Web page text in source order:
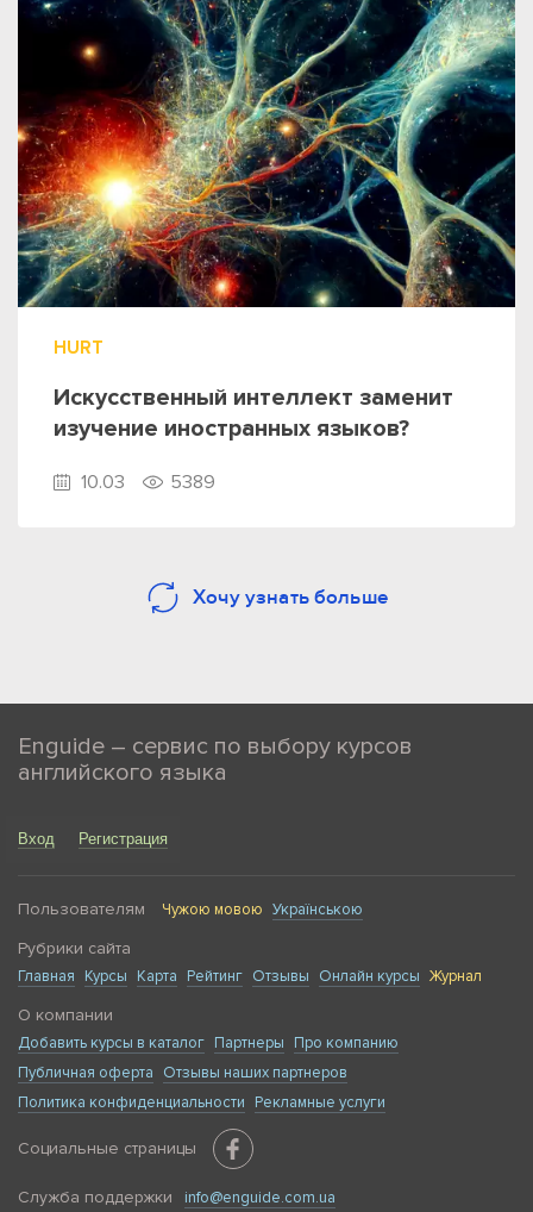
HURT
Искусственный интеллект заменит
изучение иностранных языков?
10.03 5389
Хочу узнать больше
Enguide – сервис по выбору курсов
английского языка
Вход Регистрация
Пользователям Чужою мовою Українською
Рубрики сайта
Главная Курсы Карта Рейтинг Отзывы Онлайн курсы Журнал
О компании
Добавить курсы в каталог Партнеры
Про компанию
Публичная оферта
Отзывы наших партнеров
Политика конфиденциальности
Рекламные услуги
Социальные страницы
Служба поддержки info@enguide.com.ua